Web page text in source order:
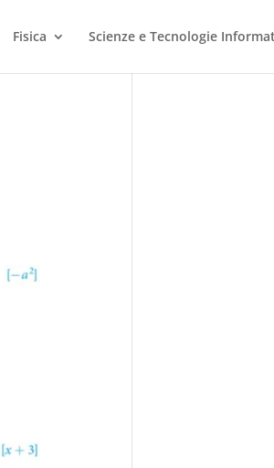
Fisica Scienze e Tecnologie